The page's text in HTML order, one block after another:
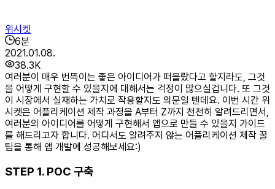
위시켓
6분
2021.01.08.
38.3K
여러분이 매우 번뜩이는 좋은 아이디어가 떠올랐다고 할지라도, 그것
을 어떻게 구현할 수 있을지에 대해서는 걱정이 많으실겁니다. 또 그것
이 시장에서 실재하는 가치로 작용할지도 의문일 텐데요. 이번 시간 위
시켓은 어플리케이션 제작 과정을 A부터 Z까지 천천히 알려드리면서,
여러분의 아이디어를 어떻게 구현해서 앱으로 만들 수 있을지 가이드
를 해드리고자 합니다. 어디서도 알려주지 않는 어플리케이션 제작 꿀
팁을 통해 앱 개발에 성공해보세요:)
STEP 1. POC 구축